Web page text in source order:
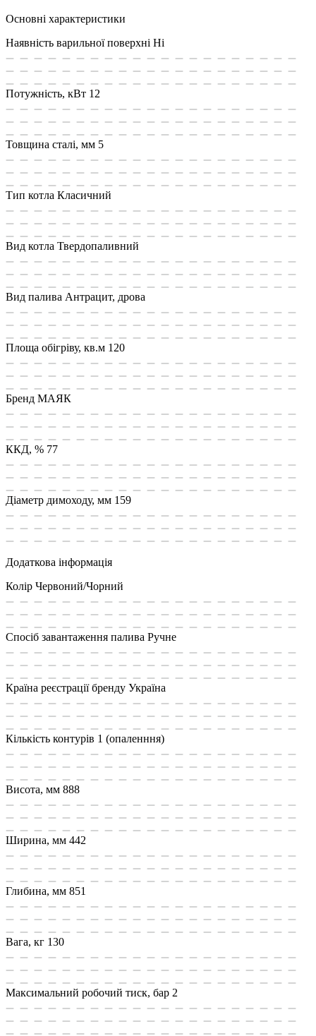
Основні характеристики
Наявність варильної поверхні Ні
Потужність, кВт 12
Товщина сталі, мм 5
Тип котла Класичний
Вид котла Твердопаливний
Вид палива Антрацит, дрова
Площа обiгрiву, кв.м 120
Бренд МАЯК
ККД, % 77
Діаметр димоходу, мм 159
Додаткова інформація
Колір Червоний/Чорний
Спосіб завантаження палива Ручне
Країна реєстрації бренду Україна
Кількість контурів 1 (опаленння)
Висота, мм 888
Ширина, мм 442
Глибина, мм 851
Вага, кг 130
Максимальний робочий тиск, бар 2